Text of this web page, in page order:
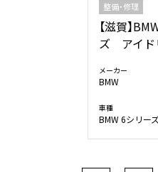
整備・修理
【滋賀】
ズ アイド
メーカー
BMW
車種
BMW 6シリー